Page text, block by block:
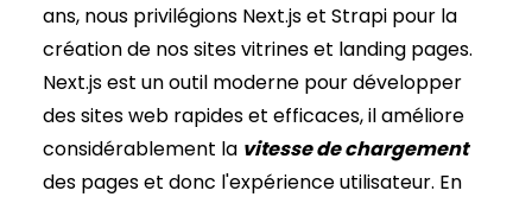
ans, nous privilégions Next.js et Strapi pour la
création de nos sites vitrines et landing pages.
Next.js est un outil moderne pour développer
des sites web rapides et efficaces, il améliore
considérablement la vitesse de chargement
des pages et donc l'expérience utilisateur. En